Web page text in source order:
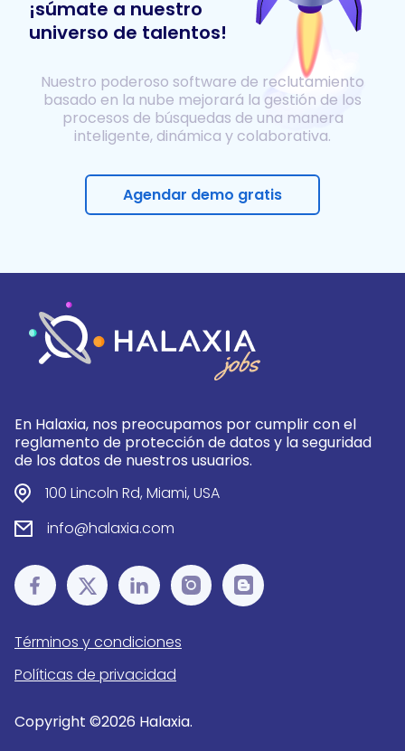
¡súmate a nuestro
universo de talentos!
Nuestro poderoso software de reclutamiento
basado en la nube mejorará la gestión de los
procesos de búsquedas de una manera
inteligente, dinámica y colaborativa.
Agendar demo gratis
En Halaxia, nos preocupamos por cumplir con el
reglamento de protección de datos y la seguridad
de los datos de nuestros usuarios.
100 Lincoln Rd, Miami, USA
info@halaxia.com
Términos y condiciones
Políticas de privacidad
Copyright ©2026 Halaxia.